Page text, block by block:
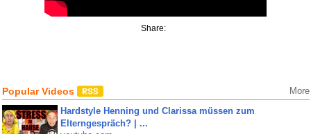
Share:
Popular Videos More
Hardstyle Henning und Clarissa müssen zum
Elterngespräch? | ...